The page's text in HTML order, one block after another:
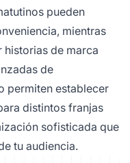
pueden
mientras
de marca
de
permiten establecer
distintos franjas
sofisticada que
tu audiencia.